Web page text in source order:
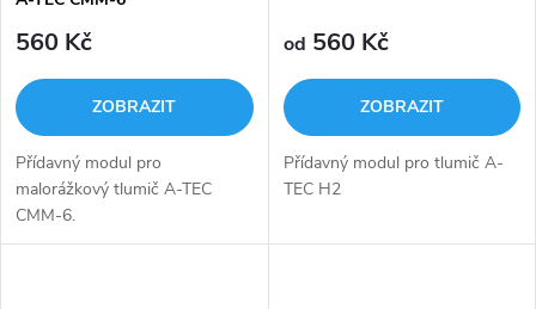
560 Kč
ZOBRAZIT
Přídavný modul pro
malorážkový tlumič A-TEC
CMM-6.
od 560 Kč
ZOBRAZIT
Přídavný modul pro tlumič A-
TEC H2